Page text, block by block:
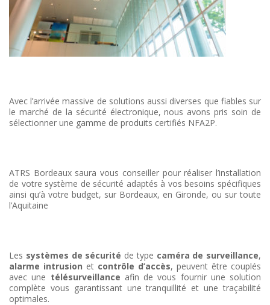
Avec l’arrivée massive de solutions aussi diverses que fiables sur
le marché de la sécurité électronique, nous avons pris soin de
sélectionner une gamme de produits certifiés NFA2P.
ATRS Bordeaux saura vous conseiller pour réaliser l’installation
de votre système de sécurité adaptés à vos besoins spécifiques
ainsi qu’à votre budget, sur Bordeaux, en Gironde, ou sur toute
l’Aquitaine
Les systèmes de sécurité de type caméra de surveillance,
alarme intrusion et contrôle d’accès, peuvent être couplés
avec une télésurveillance afin de vous fournir une solution
complète vous garantissant une tranquillité et une traçabilité
optimales.